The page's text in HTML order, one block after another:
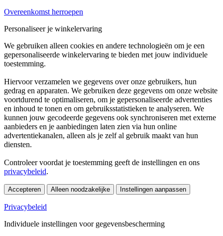
Overeenkomst herroepen
Personaliseer je winkelervaring
We gebruiken alleen cookies en andere technologieën om je een
gepersonaliseerde winkelervaring te bieden met jouw individuele
toestemming.
Hiervoor verzamelen we gegevens over onze gebruikers, hun
gedrag en apparaten. We gebruiken deze gegevens om onze website
voortdurend te optimaliseren, om je gepersonaliseerde advertenties
en inhoud te tonen en om gebruiksstatistieken te analyseren. We
kunnen jouw gecodeerde gegevens ook synchroniseren met externe
aanbieders en je aanbiedingen laten zien via hun online
advertentiekanalen, alleen als je zelf al gebruik maakt van hun
diensten.
Controleer voordat je toestemming geeft de instellingen en ons
privacybeleid.
Accepteren Alleen noodzakelijke Instellingen aanpassen
Privacybeleid
Individuele instellingen voor gegevensbescherming